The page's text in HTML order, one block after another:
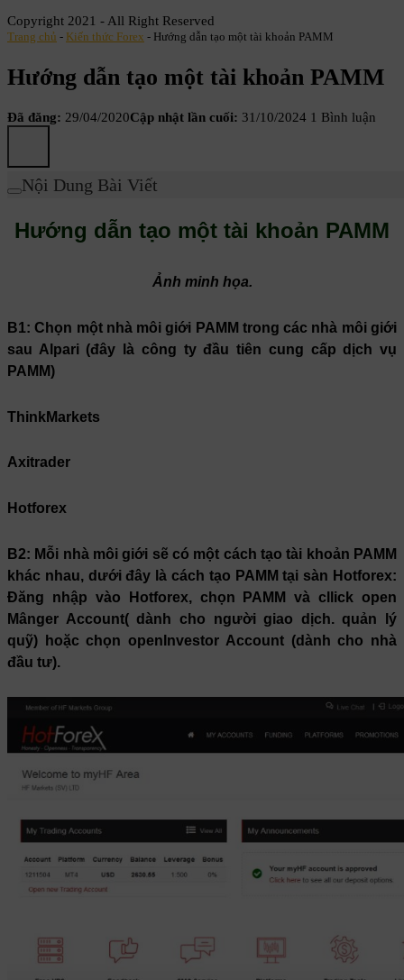
Copyright 2021 - All Right Reserved
Trang chủ - Kiến thức Forex - Hướng dẫn tạo một tài khoản PAMM
Hướng dẫn tạo một tài khoản PAMM
Đã đăng: 29/04/2020Cập nhật lần cuối: 31/10/2024 1 Bình luận
Nội Dung Bài Viết
Hướng dẫn tạo một tài khoản PAMM
Ảnh minh họa.
B1: Chọn một nhà môi giới PAMM trong các nhà môi giới
sau Alpari (đây là công ty đầu tiên cung cấp dịch vụ
PAMM)
ThinkMarkets
Axitrader
Hotforex
B2: Mỗi nhà môi giới sẽ có một cách tạo tài khoản PAMM
khác nhau, dưới đây là cách tạo PAMM tại sàn Hotforex:
Đăng nhập vào Hotforex, chọn PAMM và cllick open
Mânger Account( dành cho người giao dịch. quản lý
quỹ) hoặc chọn openInvestor Account (dành cho nhà
đầu tư).